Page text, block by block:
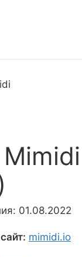
01.08.2022
mimidi.io